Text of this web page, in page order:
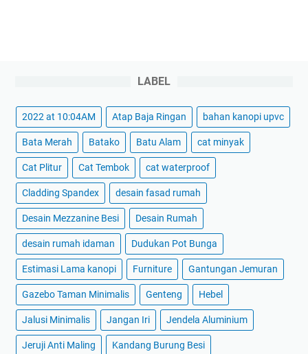
LABEL
2022 at 10:04AM Atap Baja Ringan bahan kanopi upvc
Bata Merah Batako Batu Alam cat minyak
Cat Plitur Cat Tembok cat waterproof
Cladding Spandex desain fasad rumah
Desain Mezzanine Besi Desain Rumah
desain rumah idaman Dudukan Pot Bunga
Estimasi Lama kanopi Furniture Gantungan Jemuran
Gazebo Taman Minimalis Genteng Hebel
Jalusi Minimalis Jangan Iri Jendela Aluminium
Jeruji Anti Maling Kandang Burung Besi